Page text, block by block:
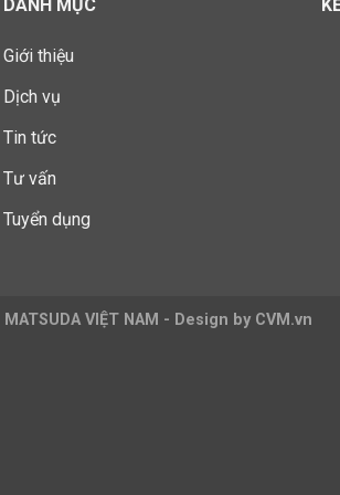
DANH MỤC
Giới thiệu
Dịch vụ
Tin tức
Tư vấn
Tuyển dụng
MATSUDA VIỆT NAM - Design by CVM.vn